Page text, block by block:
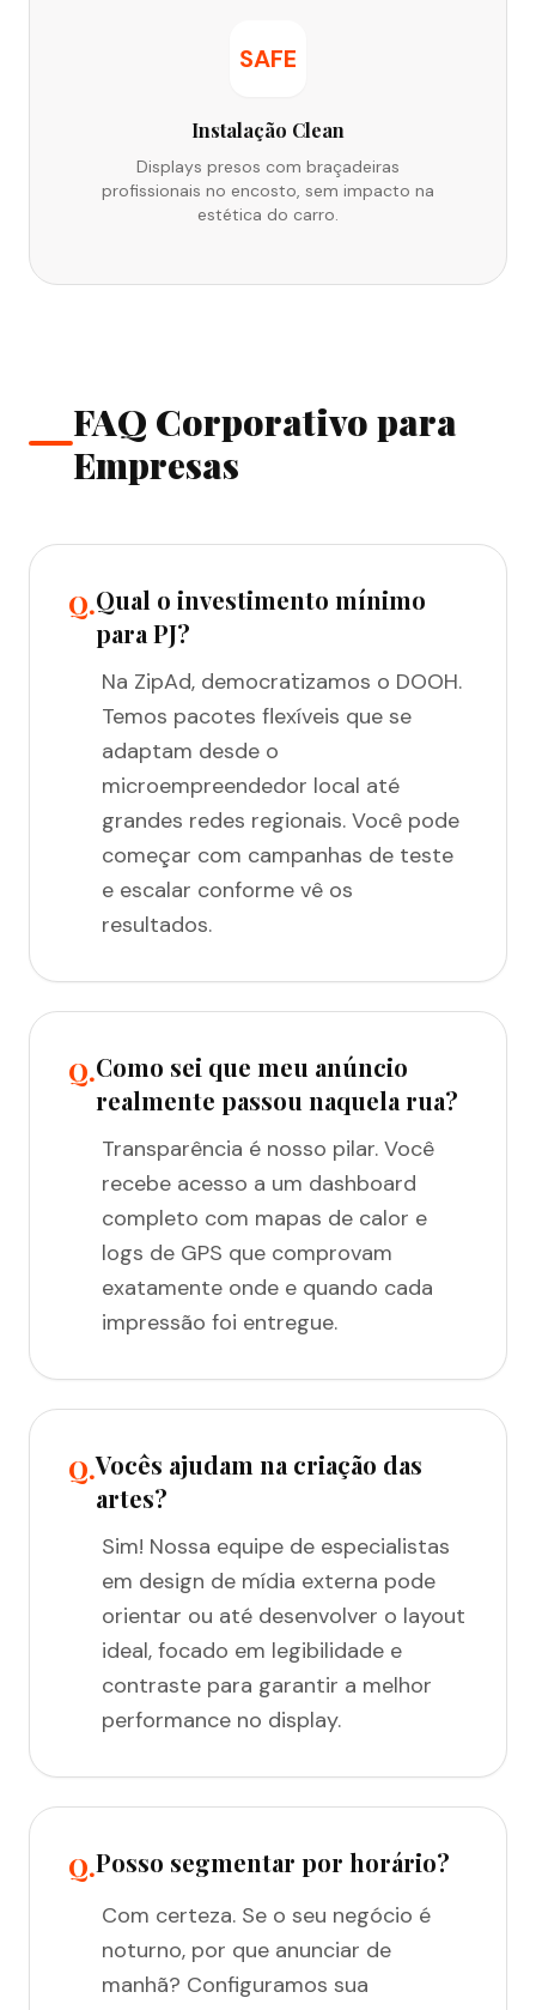
SAFE
Instalação Clean
Displays presos com braçadeiras
profissionais no encosto, sem impacto na
estética do carro.
FAQ Corporativo para
Empresas
Q.Qual o investimento mínimo
para PJ?
Na ZipAd, democratizamos o DOOH.
Temos pacotes flexíveis que se
adaptam desde o
microempreendedor local até
grandes redes regionais. Você pode
começar com campanhas de teste
e escalar conforme vê os
resultados.
Q.Como sei que meu anúncio
realmente passou naquela rua?
Transparência é nosso pilar. Você
recebe acesso a um dashboard
completo com mapas de calor e
logs de GPS que comprovam
exatamente onde e quando cada
impressão foi entregue.
Q.Vocês ajudam na criação das
artes?
Sim! Nossa equipe de especialistas
em design de mídia externa pode
orientar ou até desenvolver o layout
ideal, focado em legibilidade e
contraste para garantir a melhor
performance no display.
Q.Posso segmentar por horário?
Com certeza. Se o seu negócio é
noturno, por que anunciar de
manhã? Configuramos sua